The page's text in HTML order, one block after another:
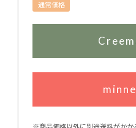
通常価格
※商品価格以外に別途送料がかか